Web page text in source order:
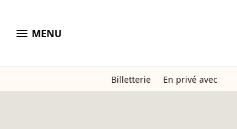
menu MENU
Billetterie En privé avec